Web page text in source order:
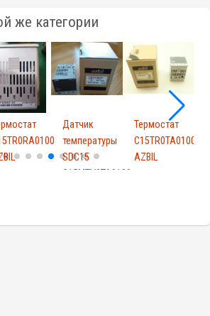
же категории
Датчик
температуры
SDC15
C15MTV0TA0100
Термостат
C15TR0TA0100
AZBIL